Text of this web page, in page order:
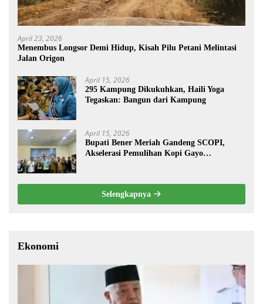
April 23, 2026
Menembus Longsor Demi Hidup, Kisah Pilu Petani Melintasi
Jalan Origon
April 15, 2026
295 Kampung Dikukuhkan, Haili Yoga
Tegaskan: Bangun dari Kampung
April 15, 2026
Bupati Bener Meriah Gandeng SCOPI,
Akselerasi Pemulihan Kopi Gayo
Selengkapnya
Ekonomi